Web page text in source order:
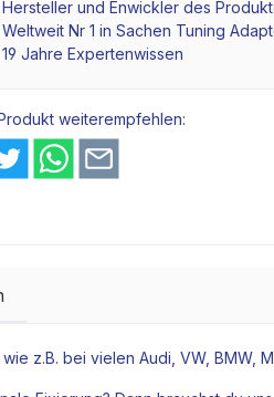
Hersteller und Enwickler des
Weltweit Nr 1 in Sachen Tuning
19 Jahre Expertenwissen
weiterempfehlen:
wie z.B. bei vielen Audi, VW, BMW,